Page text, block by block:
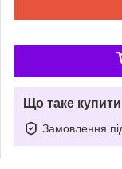
Що таке
Замовлення